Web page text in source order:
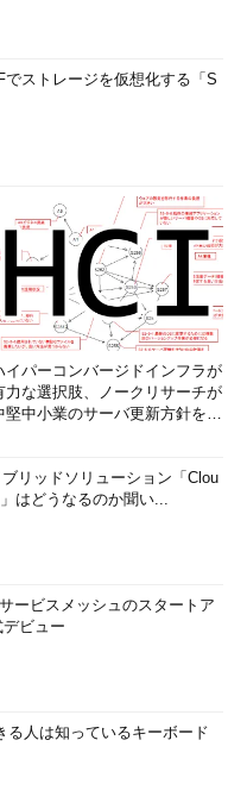
でストレージを仮想化する「S
イパーコンバージドインフラが
力な選択肢、ノークリサーチが
堅中小業のサーバ更新方針を調
リッドソリューション「Clou
はどうなるのか聞い...
ービスメッシュのスタートア
デビュー
る人は知っているキーボード